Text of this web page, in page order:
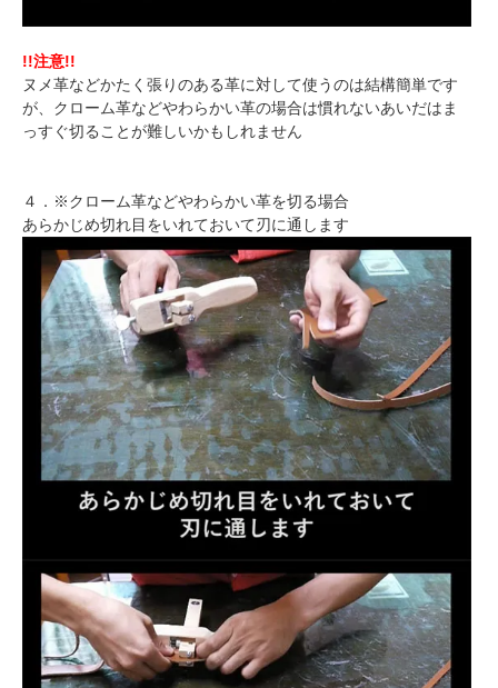
!!注意!!
ヌメ革などかたく張りのある革に対して使うのは結構簡単です
が、クローム革などやわらかい革の場合は慣れないあいだはま
っすぐ切ることが難しいかもしれません
４．※クローム革などやわらかい革を切る場合
あらかじめ切れ目をいれておいて刃に通します